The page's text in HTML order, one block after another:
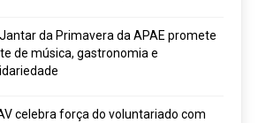
da Primavera da APAE promete
de música, gastronomia e
celebra força do voluntariado com